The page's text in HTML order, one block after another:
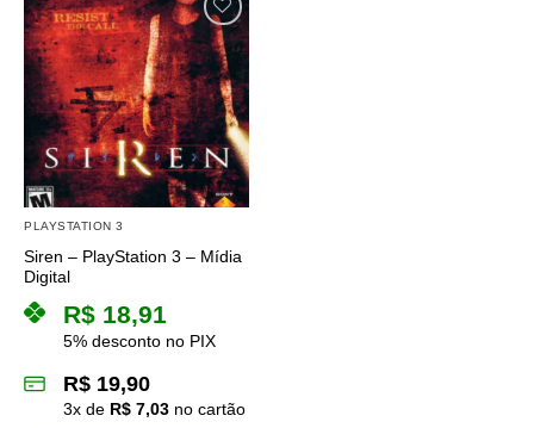
PLAYSTATION 3
Siren – PlayStation 3 – Mídia
Digital
R$ 18,91
5% desconto no PIX
R$ 19,90
3x de R$ 7,03 no cartão